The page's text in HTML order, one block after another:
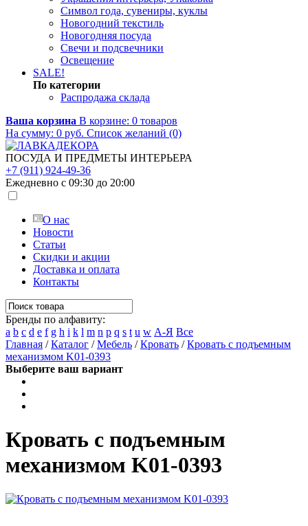
Символ года, сувениры, куклы
Новогодний текстиль
Новогодняя посуда
Свечи и подсвечники
Освещение
SALE!
По категории
Распродажа склада
Ваша корзина В корзине: 0 товаров
На сумму: 0 руб. Список желаний (0)
ПОСУДА И ПРЕДМЕТЫ ИНТЕРЬЕРА
+7 (911) 924-49-36
Ежедневно с 09:30 до 20:00
О нас
Новости
Статьи
Скидки и акции
Доставка и оплата
Контакты
Бренды по алфавиту:
a b c d e f g h i k l m n p q s t u w А-Я Все
Главная /Каталог /Мебель /Кровать /Кровать с подъемным
механизмом K01-0393
Выберите ваш вариант
Кровать с подъемным
механизмом K01-0393